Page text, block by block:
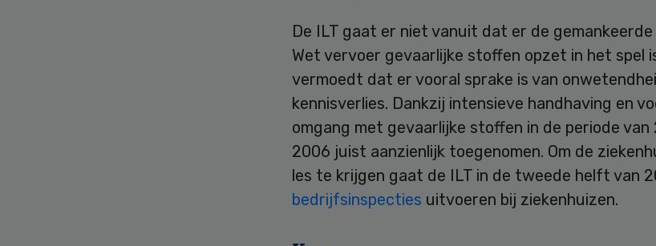
De ILT gaat er niet vanuit dat er de gemankeerde
Wet vervoer gevaarlijke stoffen opzet in het spel
vermoedt dat er vooral sprake is van
kennisverlies. Dankzij intensieve handhaving en
omgang met gevaarlijke stoffen in de periode
2006 juist aanzienlijk toegenomen. Om de
les te krijgen gaat de ILT in de tweede helft van
bedrijfsinspecties uitvoeren bij ziekenhuizen.